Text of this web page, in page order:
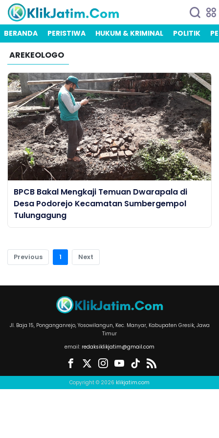
BERANDA PERISTIWA HUKUM & KRIMINAL POLITIK
AREKEOLOGO
BPCB Bakal Mengkaji Temuan Dwarapala di
Desa Podorejo Kecamatan Sumbergempol
Tulungagung
Previous 1 Next
Jl. Baja 15, Ponganganrejo, Yosowilangun, Kec. Manyar, Kabupaten Gresik, Jawa
Timur
email: redaksiklikjatim@gmail.com
Copyright © 2026 klikjatim.com